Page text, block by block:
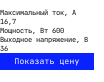
Максимальный ток, А
16,7
Мощность, Вт 600
Выходное напряжение, В
36
Показать цену